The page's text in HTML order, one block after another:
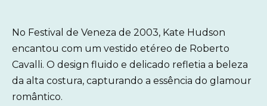
No Festival de Veneza de 2003, Kate Hudson
encantou com um vestido etéreo de Roberto
Cavalli. O design fluido e delicado refletia a beleza
da alta costura, capturando a essência do glamour
romântico.